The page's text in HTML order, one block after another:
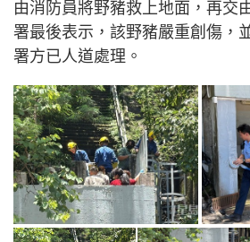
由消防員將野豬救上地面，再交
署最後表示，該野豬嚴重創傷，
署方已人道處理。